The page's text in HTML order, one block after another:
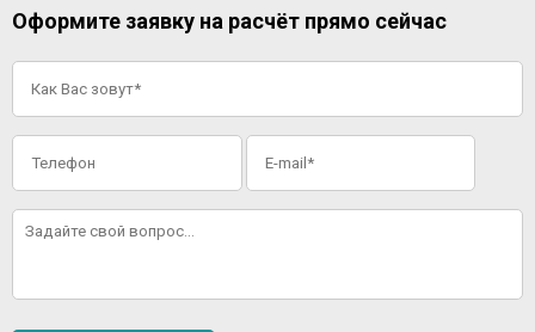
Оформите заявку на расчёт прямо сейчас